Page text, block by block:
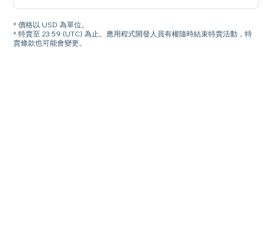
* 價格以 USD 為單位。
* 特賣至 23:59 (UTC) 為止。應用程式開發人員有權隨時結束特賣活動，特
賣條款也可能會變更。